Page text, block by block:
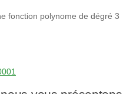
fonction polynome de dégré 3